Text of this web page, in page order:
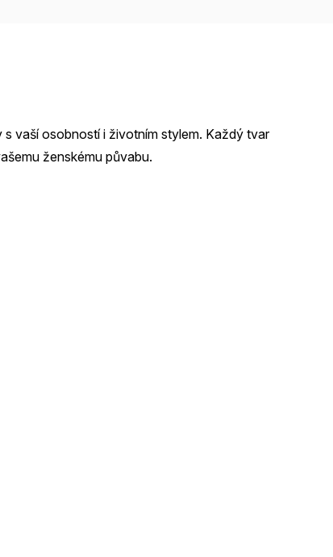
vaší osobností i životním stylem. Každý tvar
ženskému půvabu.